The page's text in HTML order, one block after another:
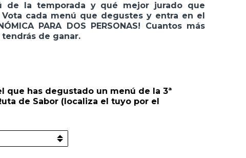
de la temporada y qué mejor jurado que
cada menú que degustes y entra en el
PARA DOS PERSONAS! Cuantos más
de ganar.
que has degustado un menú de la 3ª
de Sabor (localiza el tuyo por el